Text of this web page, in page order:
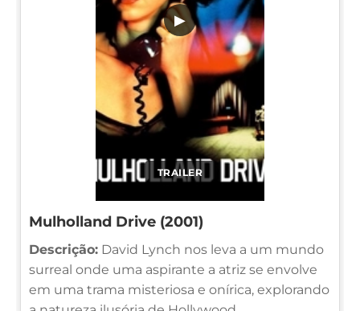
TRAILER
▶
Mulholland Drive (2001)
Descrição: David Lynch nos leva a um mundo
surreal onde uma aspirante a atriz se envolve
em uma trama misteriosa e onírica, explorando